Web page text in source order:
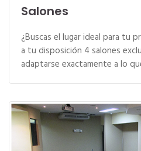
Salones
¿Buscas el lugar ideal para tu
a tu disposición 4 salones
adaptarse exactamente a lo